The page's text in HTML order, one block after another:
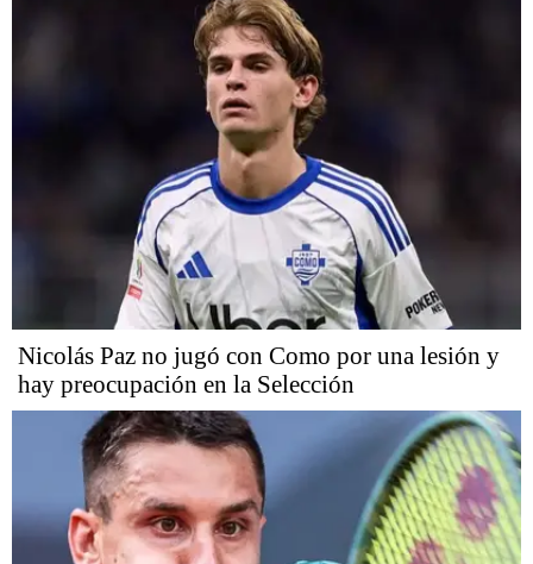
Nicolás Paz no jugó con Como por una lesión y
hay preocupación en la Selección